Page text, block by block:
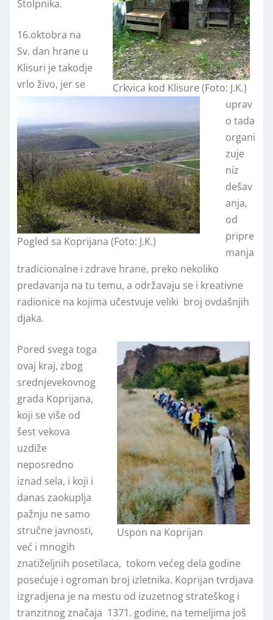
Crkvica kod Klisure (Foto: J.K.)
Stolpnika.
Pogled sa Koprijana (Foto: J.K.)
16.oktobra na
Sv. dan hrane u
Klisuri je takodje
vrlo živo, jer se
uprav
o tada
organi
zuje
niz
dešav
anja,
od
pripre
manja
tradicionalne i zdrave hrane, preko nekoliko
predavanja na tu temu, a održavaju se i kreativne
radionice na kojima učestvuje veliki broj ovdašnjih
djaka.
Uspon na Koprijan
Pored svega toga
ovaj kraj, zbog
srednjevekovnog
grada Koprijana,
koji se više od
šest vekova
uzdiže
neposredno
iznad sela, i koji i
danas zaokuplja
pažnju ne samo
stručne javnosti,
već i mnogih
znatiželjnih posetilaca, tokom većeg dela godine
posećuje i ogroman broj izletnika. Koprijan tvrdjava
izgradjena je na mestu od izuzetnog strateškog i
tranzitnog značaja 1371. godine, na temeljima još